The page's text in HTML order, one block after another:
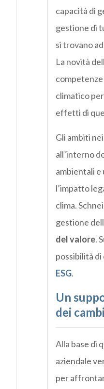
capacità di
gestione di
si trovano
La novità
climatico
effetti di
Gli ambiti
all’interno
ambientali e
l’impatto
clima.
gestione
del valore.
possibilità
ESG.
Un
dei
Alla base di
aziendale
per